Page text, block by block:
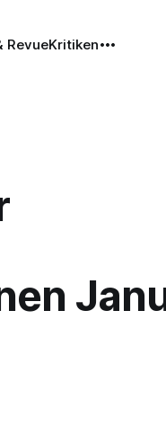
RevueKritiken